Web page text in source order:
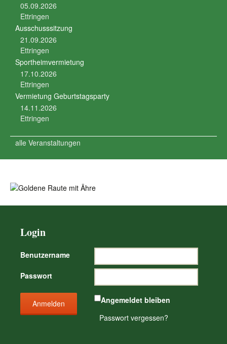
05.09.2026
Ettringen
Ausschusssitzung
21.09.2026
Ettringen
Sportheimvermietung
17.10.2026
Ettringen
Vermietung Geburtstagsparty
14.11.2026
Ettringen
alle Veranstaltungen
Login
Benutzername
Passwort
Angemeldet bleiben
Passwort vergessen?